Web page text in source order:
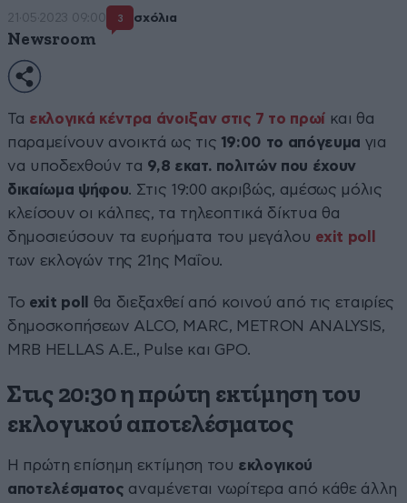
21·05·2023 09:00 3 σχόλια
Newsroom
Τα εκλογικά κέντρα άνοιξαν στις 7 το πρωί και θα
παραμείνουν ανοικτά ως τις 19:00 το απόγευμα για
να υποδεχθούν τα 9,8 εκατ. πολιτών που έχουν
δικαίωμα ψήφου. Στις 19:00 ακριβώς, αμέσως μόλις
κλείσουν οι κάλπες, τα τηλεοπτικά δίκτυα θα
δημοσιεύσουν τα ευρήματα του μεγάλου exit poll
των εκλογών της 21ης Μαΐου.
Το exit poll θα διεξαχθεί από κοινού από τις εταιρίες
δημοσκοπήσεων ALCO, MARC, METRON ANALYSIS,
MRB HELLAS A.E., Pulse και GPO.
Στις 20:30 η πρώτη εκτίμηση του
εκλογικού αποτελέσματος
Η πρώτη επίσημη εκτίμηση του εκλογικού
αποτελέσματος αναμένεται νωρίτερα από κάθε άλλη